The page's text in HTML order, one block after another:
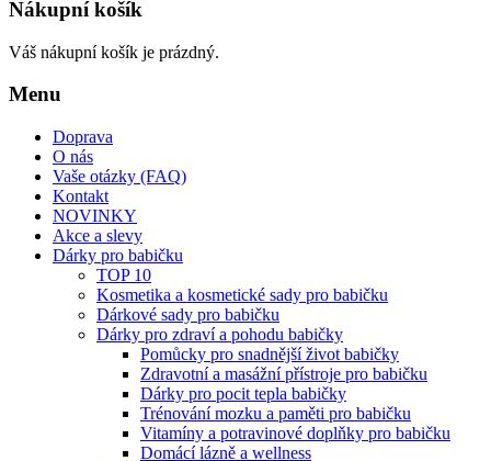
Nákupní košík
Váš nákupní košík je prázdný.
Menu
Doprava
O nás
Vaše otázky (FAQ)
Kontakt
NOVINKY
Akce a slevy
Dárky pro babičku
TOP 10
Kosmetika a kosmetické sady pro babičku
Dárkové sady pro babičku
Dárky pro zdraví a pohodu babičky
Pomůcky pro snadnější život babičky
Zdravotní a masážní přístroje pro babičku
Dárky pro pocit tepla babičky
Trénování mozku a paměti pro babičku
Vitamíny a potravinové doplňky pro babičku
Domácí lázně a wellness